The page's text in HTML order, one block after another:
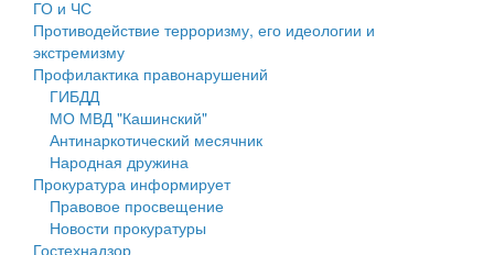
Деятельность МУ
Нормативы градостроительного проектирования
Правила землепользования и застройки
Генеральные планы
Проекты планировки территории
ГО и ЧС
Противодействие терроризму, его идеологии и
экстремизму
Профилактика правонарушений
ГИБДД
МО МВД "Кашинский"
Антинаркотический месячник
Народная дружина
Прокуратура информирует
Правовое просвещение
Новости прокуратуры
Гостехнадзор